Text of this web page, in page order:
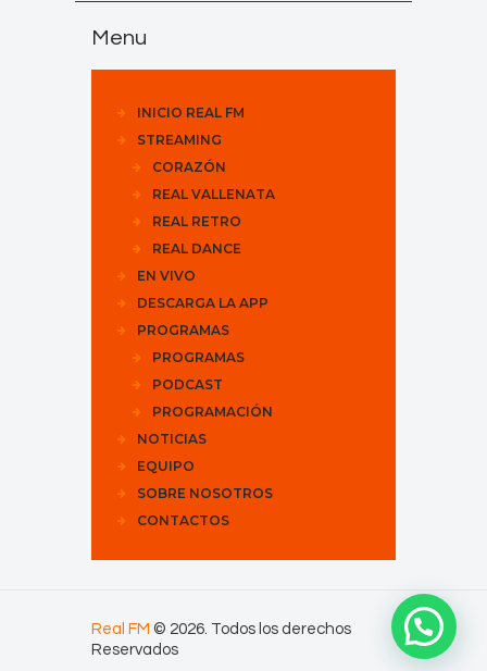
Menu
INICIO REAL FM
STREAMING
CORAZÓN
REAL VALLENATA
REAL RETRO
REAL DANCE
EN VIVO
DESCARGA LA APP
PROGRAMAS
PROGRAMAS
PODCAST
PROGRAMACIÓN
NOTICIAS
EQUIPO
SOBRE NOSOTROS
CONTACTOS
Real FM © 2026. Todos los derechos
Reservados